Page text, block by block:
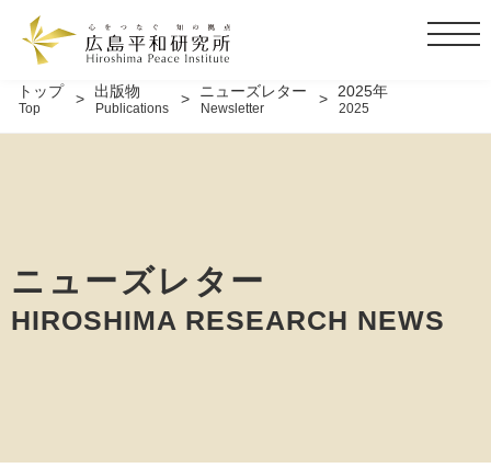
t
l
トップ
Top
出版物
Publications
ニューズレター
Newsletter
2025年
2025
ニューズレター
HIROSHIMA RESEARCH NEWS